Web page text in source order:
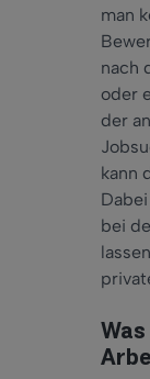
man
nach
oder
der
kann
bei